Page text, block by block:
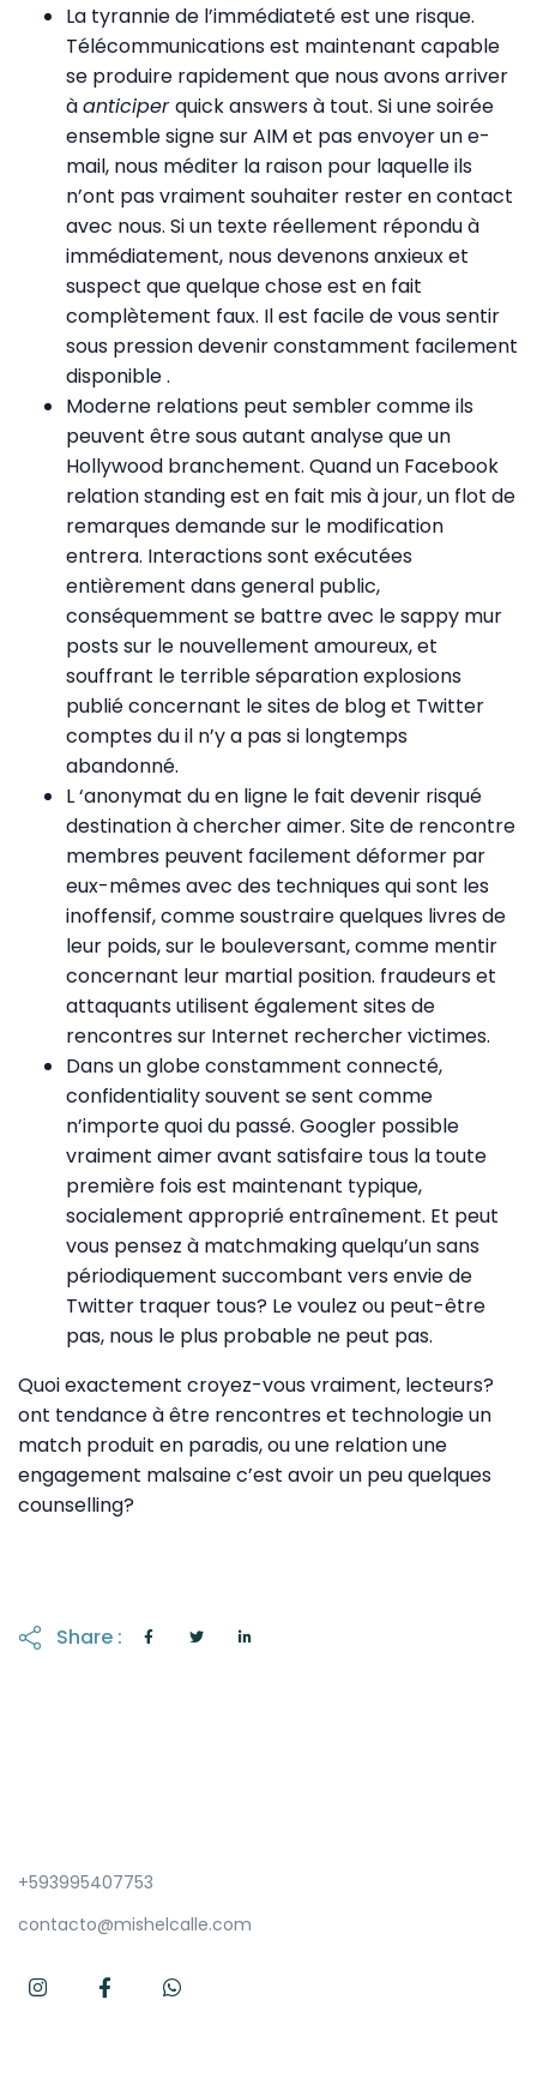
La tyrannie de l’immédiateté est une risque.
Télécommunications est maintenant capable
se produire rapidement que nous avons arriver
àanticiperquick answers à tout. Si une soirée
ensemble signe sur AIM et pas envoyer un e-
mail, nous méditer la raison pour laquelle ils
n’ont pas vraiment souhaiter rester en contact
avec nous. Si un texte réellement répondu à
immédiatement, nous devenons anxieux et
suspect que quelque chose est en fait
complètement faux. Il est facile de vous sentir
sous pression devenir constamment facilement
disponible .
Moderne relations peut sembler comme ils
peuvent être sous autant analyse que un
Hollywood branchement. Quand un Facebook
relation standing est en fait mis à jour, un flot de
remarques demande sur le modification
entrera. Interactions sont exécutées
entièrement dans general public,
conséquemment se battre avec le sappy mur
posts sur le nouvellement amoureux, et
souffrant le terrible séparation explosions
publié concernant le sites de blog et Twitter
comptes du il n’y a pas si longtemps
abandonné.
L ‘anonymat du en ligne le fait devenir risqué
destination à chercher aimer. Site de rencontre
membres peuvent facilement déformer par
eux-mêmes avec des techniques qui sont les
inoffensif, comme soustraire quelques livres de
leur poids, sur le bouleversant, comme mentir
concernant leur martial position. fraudeurs et
attaquants utilisent également sites de
rencontres sur Internet rechercher victimes.
Dans un globe constamment connecté,
confidentiality souvent se sent comme
n’importe quoi du passé. Googler possible
vraiment aimer avant satisfaire tous la toute
première fois est maintenant typique,
socialement approprié entraînement. Et peut
vous pensez à matchmaking quelqu’un sans
périodiquement succombant vers envie de
Twitter traquer tous? Le voulez ou peut-être
pas, nous le plus probable ne peut pas.
Quoi exactement croyez-vous vraiment, lecteurs?
ont tendance à être rencontres et technologie un
match produit en paradis, ou une relation une
engagement malsaine c’est avoir un peu quelques
counselling?
Share :
+593995407753
contacto@mishelcalle.com